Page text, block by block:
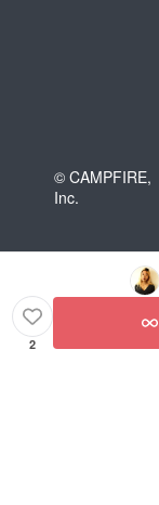
© CAMPFIRE,
Inc.
2